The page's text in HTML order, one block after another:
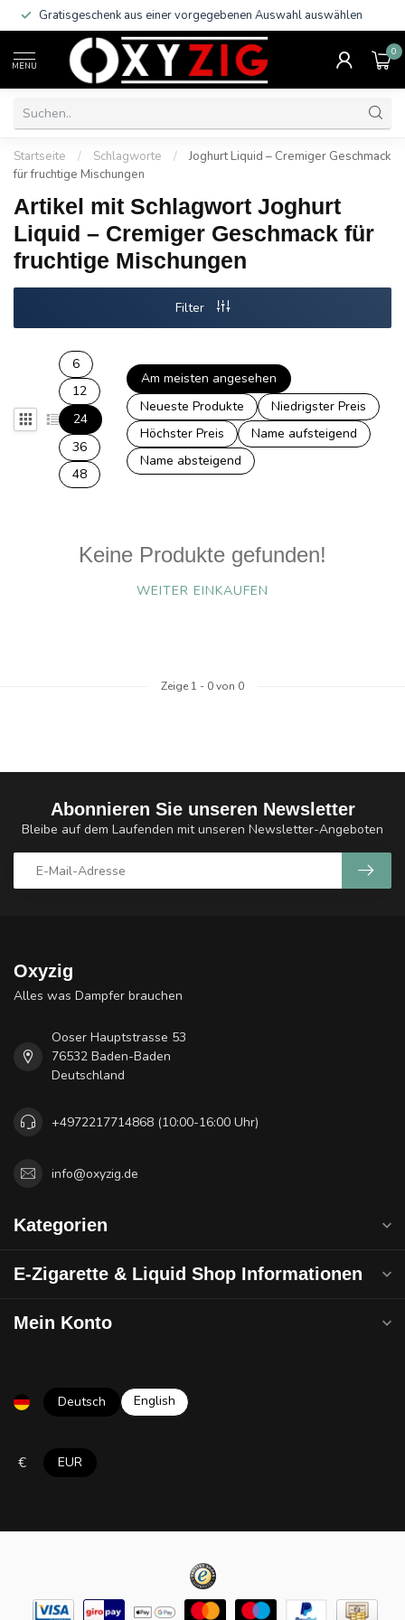
Gratisgeschenk aus einer vorgegebenen Auswahl auswählen
MENU
0
Startseite / Schlagworte /
Joghurt Liquid – Cremiger Geschmack
für fruchtige Mischungen
Artikel mit Schlagwort Joghurt
Liquid – Cremiger Geschmack für
fruchtige Mischungen
Filter
6
12
24
36
48
Am meisten angesehen
Neueste Produkte
Niedrigster Preis
Höchster Preis
Name aufsteigend
Name absteigend
Keine Produkte gefunden!
WEITER EINKAUFEN
Zeige 1 - 0von 0
Abonnieren Sie unseren Newsletter
Bleibe auf dem Laufenden mit unseren Newsletter-Angeboten
Oxyzig
Alles was Dampfer brauchen
Ooser Hauptstrasse 53
76532 Baden-Baden
Deutschland
+4972217714868 (10:00-16:00 Uhr)
info@oxyzig.de
Kategorien
E-Zigarette & Liquid Shop Informationen
Mein Konto
Deutsch English
€ EUR